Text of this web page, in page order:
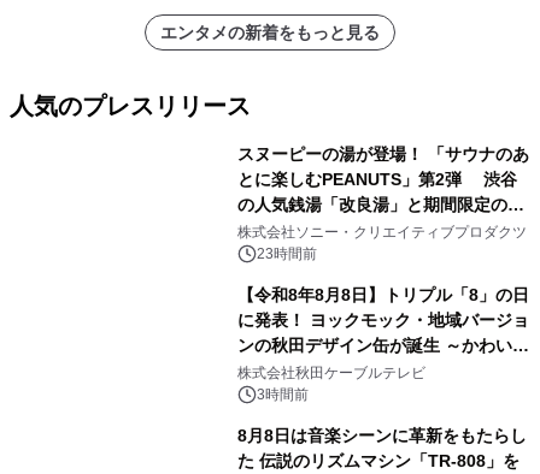
エンタメの新着をもっと見る
人気のプレスリリース
スヌーピーの湯が登場！ 「サウナのあ
とに楽しむPEANUTS」第2弾 渋谷
の人気銭湯「改良湯」と期間限定のコ
ラボレーション サウナイキタイコラ
ボグッズも発売決定！
株式会社ソニー・クリエイティブプロダクツ
23時間前
【令和8年8月8日】トリプル「8」の日
に発表！ ヨックモック・地域バージョ
ンの秋田デザイン缶が誕生 ～かわいい
秋田犬の子犬と秋田の四季と名所を巡
るパッケージ～ 9月1日(火)秋田県内で
株式会社秋田ケーブルテレビ
3時間前
8月8日は音楽シーンに革新をもたらし
た 伝説のリズムマシン「TR-808」を